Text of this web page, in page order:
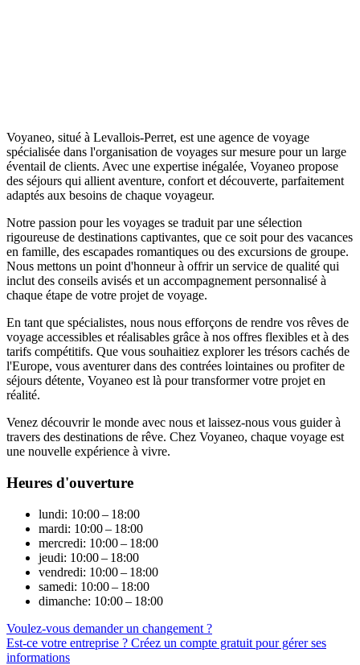
Voyaneo, situé à Levallois-Perret, est une agence de voyage
spécialisée dans l'organisation de voyages sur mesure pour un large
éventail de clients. Avec une expertise inégalée, Voyaneo propose
des séjours qui allient aventure, confort et découverte, parfaitement
adaptés aux besoins de chaque voyageur.
Notre passion pour les voyages se traduit par une sélection
rigoureuse de destinations captivantes, que ce soit pour des vacances
en famille, des escapades romantiques ou des excursions de groupe.
Nous mettons un point d'honneur à offrir un service de qualité qui
inclut des conseils avisés et un accompagnement personnalisé à
chaque étape de votre projet de voyage.
En tant que spécialistes, nous nous efforçons de rendre vos rêves de
voyage accessibles et réalisables grâce à nos offres flexibles et à des
tarifs compétitifs. Que vous souhaitiez explorer les trésors cachés de
l'Europe, vous aventurer dans des contrées lointaines ou profiter de
séjours détente, Voyaneo est là pour transformer votre projet en
réalité.
Venez découvrir le monde avec nous et laissez-nous vous guider à
travers des destinations de rêve. Chez Voyaneo, chaque voyage est
une nouvelle expérience à vivre.
Heures d'ouverture
lundi: 10:00 – 18:00
mardi: 10:00 – 18:00
mercredi: 10:00 – 18:00
jeudi: 10:00 – 18:00
vendredi: 10:00 – 18:00
samedi: 10:00 – 18:00
dimanche: 10:00 – 18:00
Voulez-vous demander un changement ?
Est-ce votre entreprise ? Créez un compte gratuit pour gérer ses
informations